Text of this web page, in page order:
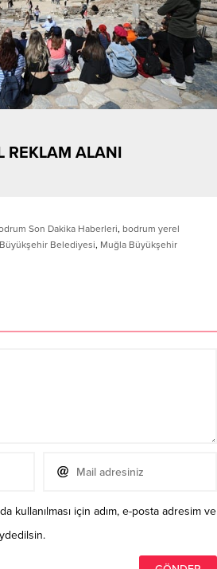
REKLAM ALANI
Son Dakika Haberleri, bodrum yerel
Büyükşehir Belediyesi, Muğla Büyükşehir
kullanılması için adım, e-posta adresim ve